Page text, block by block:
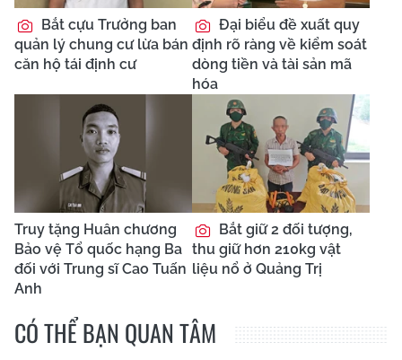
Bắt cựu Trưởng ban
quản lý chung cư lừa bán
căn hộ tái định cư
Đại biểu đề xuất quy
định rõ ràng về kiểm soát
dòng tiền và tài sản mã
hóa
Truy tặng Huân chương
Bảo vệ Tổ quốc hạng Ba
đối với Trung sĩ Cao Tuấn
Anh
Bắt giữ 2 đối tượng,
thu giữ hơn 210kg vật
liệu nổ ở Quảng Trị
CÓ THỂ BẠN QUAN TÂM